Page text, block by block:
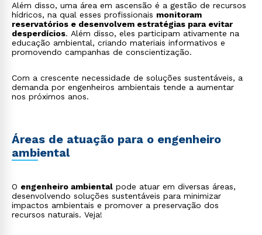
Além disso, uma área em ascensão é a gestão de recursos
hídricos, na qual esses profissionais monitoram
reservatórios e desenvolvem estratégias para evitar
desperdícios. Além disso, eles participam ativamente na
educação ambiental, criando materiais informativos e
promovendo campanhas de conscientização.
Com a crescente necessidade de soluções sustentáveis, a
demanda por engenheiros ambientais tende a aumentar
nos próximos anos.
Áreas de atuação para o engenheiro
ambiental
O engenheiro ambiental pode atuar em diversas áreas,
desenvolvendo soluções sustentáveis para minimizar
impactos ambientais e promover a preservação dos
recursos naturais. Veja!